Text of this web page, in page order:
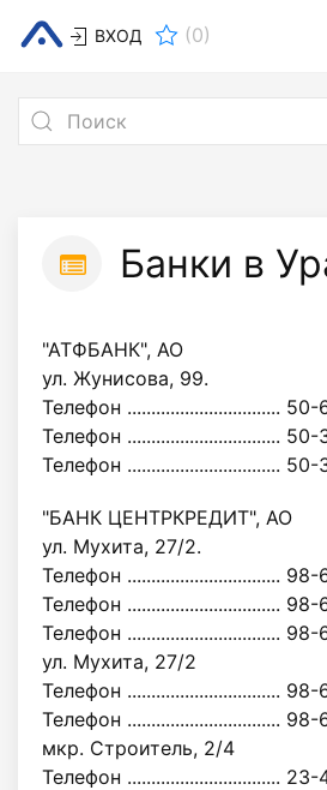
ВХОД (0)
Банки в
"АТФБАНК", АО
ул. Жунисова, 99.
Телефон ................................
Телефон ................................
Телефон ................................
"БАНК ЦЕНТРКРЕДИТ", АО
ул. Мухита, 27/2.
Телефон ................................
Телефон ................................ 98-
Телефон ................................
ул. Мухита, 27/2
Телефон ................................ 98-
Телефон ................................ 98-
мкр. Строитель, 2/4
Телефон ................................